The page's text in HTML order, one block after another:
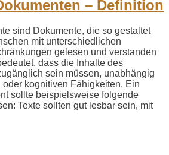
– Definition
sind Dokumente, die so gestaltet
mit unterschiedlichen
gelesen und verstanden
dass die Inhalte des
sein müssen, unabhängig
kognitiven Fähigkeiten. Ein
sollte beispielsweise folgende
Texte sollten gut lesbar sein, mit